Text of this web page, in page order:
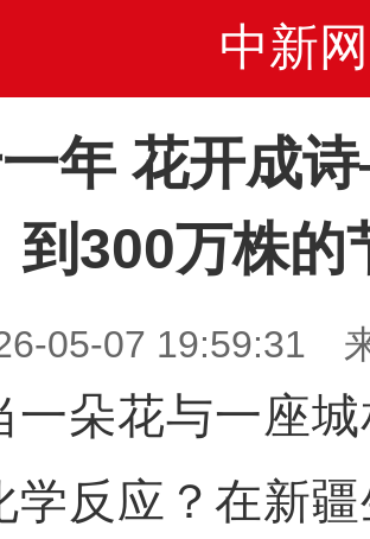
中新网
年 花开成
到300万株的
05-07 19:59:31
花与一座城
学反应？在新